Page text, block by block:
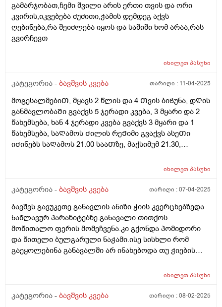
გამარჯობათ,ჩემი შვილი არის ერთი თვის და ორი
კვირის,იკვებება ძუძითი,ჭამის დემდეგ აქვს
ღებინება,რა შეიძლება იყოს და საშიში ხომ არაა,რას
გვირჩევთ
იხილეთპასუხი
კატეგორია - ბავშვის კვება თარიღი : 11-04-2025
მოგესალმებიᲗ, მყავს 2 წლის და 4 Თვის ბიᲭუნა, დᲦის
განმავლობაᲨი გვაქვს 5 ჯერადი კვება, 3 მყარი და 2
წახემსება, ხან 4 ჯერადი კვება გვაქვს 3 მყარი და 1
წახემსება, საᲦამოს Ძილის რეᲟიმი გვაქვს ასეᲗი
იᲫინებს საᲦამოს 21.00 სააᲗზე, მაქსიმუმ 21.30,
დილიᲗ იᲦვიᲫებს ხან 07.00 ხან 08.00, მაინტერესებს
არის 12 კილო და 900 გრამი, დიდაᲗ არ იმატებს
კვებიდან დილის კვებამდე? გმადლობᲗ
იხილეთპასუხი
კატეგორია - ბავშვის კვება თარიღი :07-04-2025
ბავშვს გავუკეთე განავლის ანიზი ჭიის კვერცხებზედა
ნაწლავურ პარაზიტებზე.განავალი თითქოს
მოწითალო ფერის მომეჩვენა.კი გქონდა პომიდორი
და წითელი ბულგარული ნაჭამი.ისე სისხლი რომ
გაეყოლებინა განავალში არ ინახებოდა თუ ჭიების
იხილეთპასუხი
კატეგორია - ბავშვის კვება თარიღი :08-02-2025